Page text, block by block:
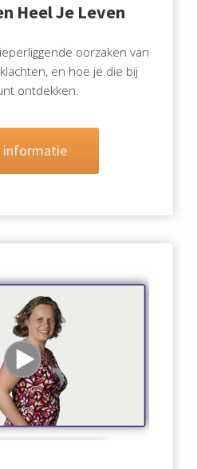
Heel Je Leven
oorzaken van
en hoe je die bij
ontdekken.
informatie